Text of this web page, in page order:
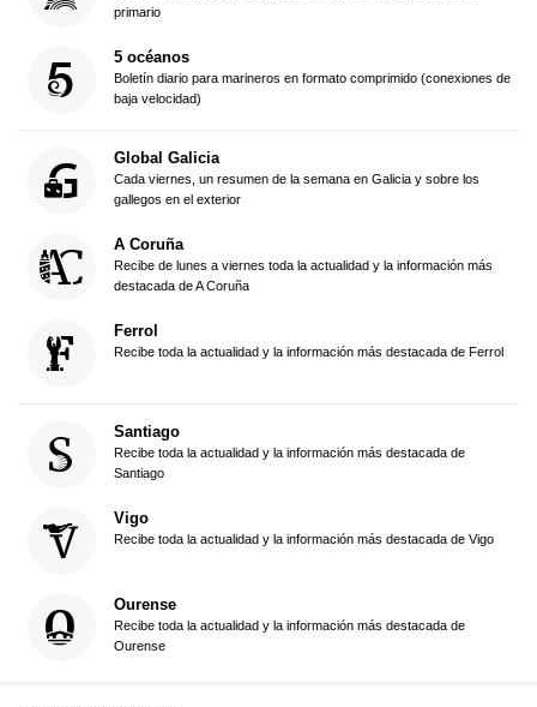
primario
5 océanos
Boletín diario para marineros en formato comprimido (conexiones de
baja velocidad)
Global Galicia
Cada viernes, un resumen de la semana en Galicia y sobre los
gallegos en el exterior
A Coruña
Recibe de lunes a viernes toda la actualidad y la información más
destacada de A Coruña
Ferrol
Recibe toda la actualidad y la información más destacada de Ferrol
Santiago
Recibe toda la actualidad y la información más destacada de
Santiago
Vigo
Recibe toda la actualidad y la información más destacada de Vigo
Ourense
Recibe toda la actualidad y la información más destacada de
Ourense